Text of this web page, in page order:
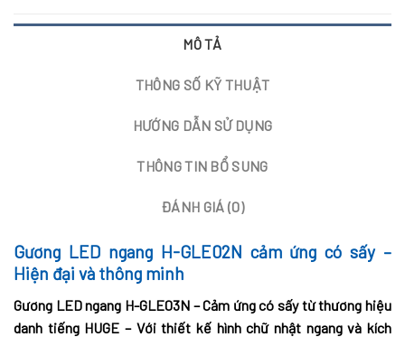
MÔ TẢ
THÔNG SỐ KỸ THUẬT
HƯỚNG DẪN SỬ DỤNG
THÔNG TIN BỔ SUNG
ĐÁNH GIÁ (0)
Gương LED ngang H-GLE02N cảm ứng có sấy –
Hiện đại và thông minh
Gương LED ngang H-GLE03N – Cảm ứng có sấy từ thương hiệu
danh tiếng HUGE – Với thiết kế hình chữ nhật ngang và kích